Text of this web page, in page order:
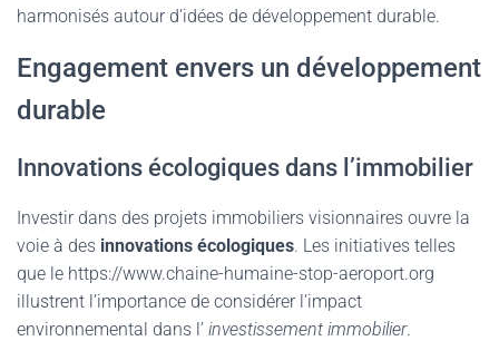
harmonisés autour d’idées de développement durable.
Engagement envers un développement
durable
Innovations écologiques dans l’immobilier
Investir dans des projets immobiliers visionnaires ouvre la
voie à des innovations écologiques. Les initiatives telles
que le https://www.chaine-humaine-stop-aeroport.org
illustrent l’importance de considérer l’impact
environnemental dans l’ investissement immobilier.